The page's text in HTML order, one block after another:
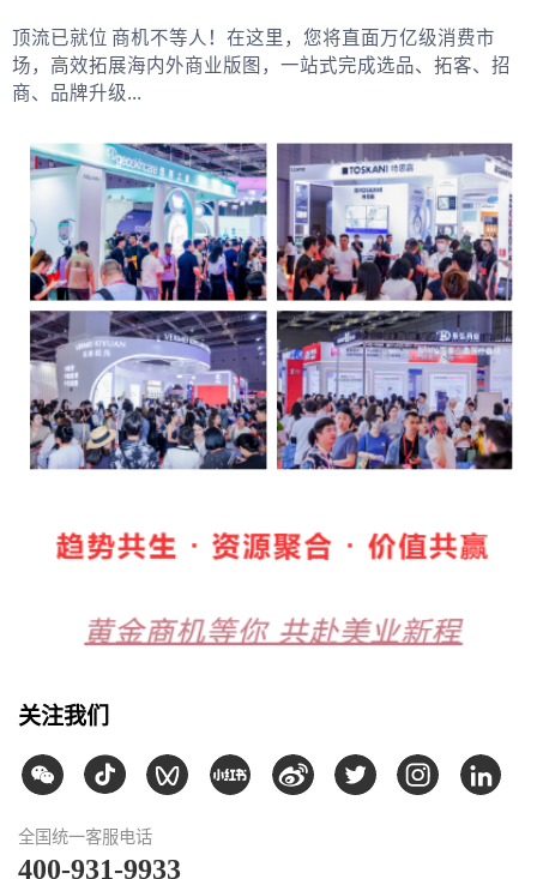
顶流已就位 商机不等人！在这里，您将直面万亿级消费市
场，高效拓展海内外商业版图，一站式完成选品、拓客、招
商、品牌升级...
关注我们
全国统一客服电话
400-931-9933